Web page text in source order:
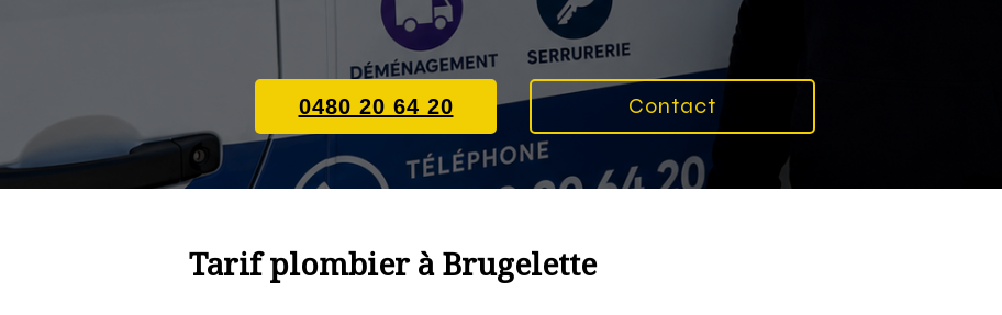
0480 20 64 20 Contact
Tarif plombier à Brugelette